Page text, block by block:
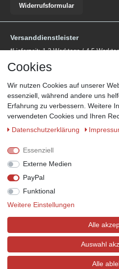
Widerrufsformular
Versanddienstleister
*Lieferzeit: 1-3 Werktage / 4-5
Zahlungsmöglichkeiten
Wir behalten uns das Recht vor im
© Copyright 2026 Marabella´s | Alle
Cookies
Wir nutzen Cookies auf unserer
essenziell, während andere uns
Erfahrung zu verbessern. Weitere
verwendeten Cookies und Ihren
Daten­schutz­erklärung
Essenziell
Externe Medien
PayPal
Funktional
Weitere Einstellungen
Alle
Auswahl
Alle